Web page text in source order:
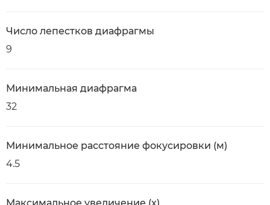
Число лепестков диафрагмы
9
Минимальная диафрагма
32
Минимальное расстояние фокусировки (м)
4.5